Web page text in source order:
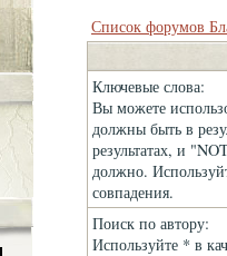
Список форумов
Ключевые слова:
Вы можете
должны быть в
результатах, и
должно.
совпадения.
Поиск по автору:
Используйте * в